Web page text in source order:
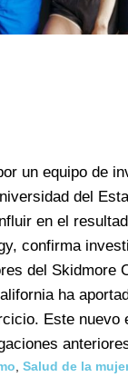
un equipo de
del
en el
confirma
del Skidmore
ha
Este
Salud de la